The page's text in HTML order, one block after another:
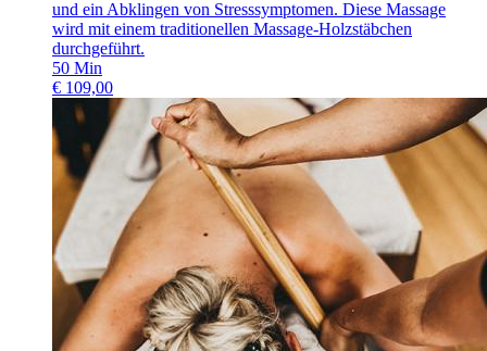
und ein Abklingen von Stresssymptomen. Diese Massage
wird mit einem traditionellen Massage-Holzstäbchen
durchgeführt.
50 Min
€ 109,00